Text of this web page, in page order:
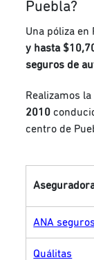
Puebla?
Una póliza en
y hasta
seguros de
Realizamos
2010
centro de
ANA seguros
Quálitas